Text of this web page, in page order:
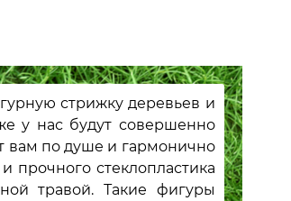
стрижку деревьев и
у нас будут совершенно
вам по душе и гармонично
прочного стеклопластика
травой. Такие фигуры